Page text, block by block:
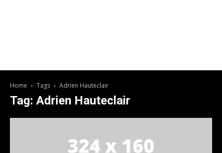
Home Tags Adrien Hauteclair
Tag: Adrien Hauteclair